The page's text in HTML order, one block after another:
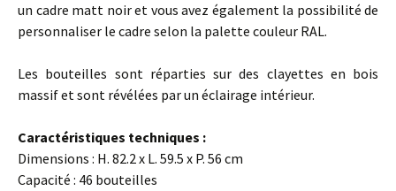
un cadre matt noir et vous avez également la possibilité de
personnaliser le cadre selon la palette couleur RAL.
Les bouteilles sont réparties sur des clayettes en bois
massif et sont révélées par un éclairage intérieur.
Caractéristiques techniques :
Dimensions : H. 82.2 x L. 59.5 x P. 56 cm
Capacité : 46 bouteilles